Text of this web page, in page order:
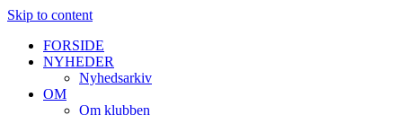
Skip to content
FORSIDE
NYHEDER
Nyhedsarkiv
OM
Om klubben